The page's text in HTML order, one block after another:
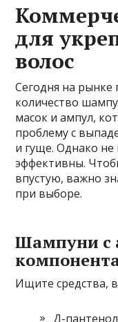
для
волос
Сегодня на рынке
количество
масок и ампул,
проблему с
и гуще. Однако не
эффективны.
впустую, важно
при выборе.
Шампуни с
Ищите средства,
Д-